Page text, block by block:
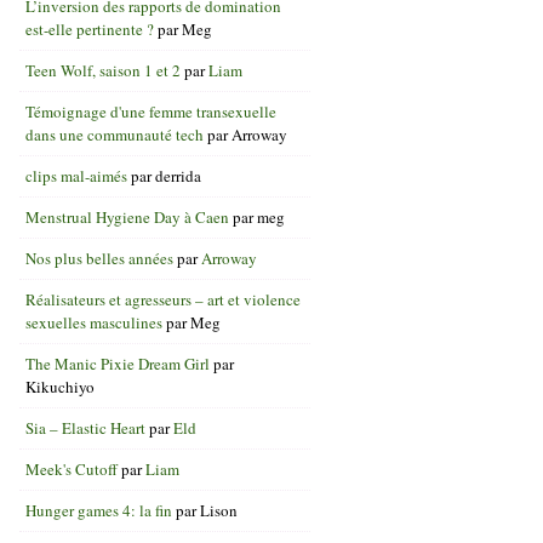
L’inversion des rapports de domination
est-elle pertinente ?parMeg
Teen Wolf, saison 1 et 2 parLiam
Témoignage d'une femme transexuelle
dans une communauté tech parArroway
clips mal-aimésparderrida
Menstrual Hygiene Day à Caen parmeg
Nos plus belles annéesparArroway
Réalisateurs et agresseurs – art et violence
sexuelles masculinesparMeg
The Manic Pixie Dream Girl par
Kikuchiyo
Sia – Elastic HeartparEld
Meek's CutoffparLiam
Hunger games 4: la fin parLison